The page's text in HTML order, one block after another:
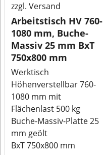
zzgl. Versand
Arbeitstisch HV 760-
1080 mm, Buche-
Massiv 25 mm BxT
750x800 mm
Werktisch
Höhenverstellbar 760-
1080 mm mit
Flächenlast 500 kg
Buche-Massiv-Platte 25
mm geölt
BxT 750x800 mm